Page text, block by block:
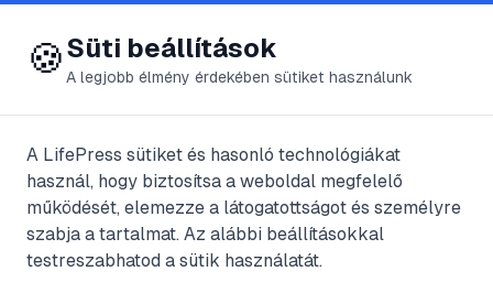
😍 LifePress
🏷️#lelki béke
5cikk található ezzel a címkével
🍪Süti beállítások
A legjobb élmény érdekében sütiket használunk
A LifePress sütiket és hasonló technológiákat
használ, hogy biztosítsa a weboldal megfelelő
működését, elemezze a látogatottságot és személyre
szabja a tartalmat. Az alábbi beállításokkal
testreszabhatod a sütik használatát.